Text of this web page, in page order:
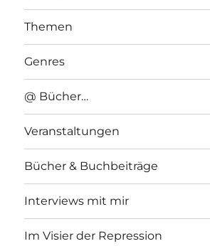
Themen
Genres
@ Bücher…
Veranstaltungen
Bücher & Buchbeiträge
Interviews mit mir
Im Visier der Repression